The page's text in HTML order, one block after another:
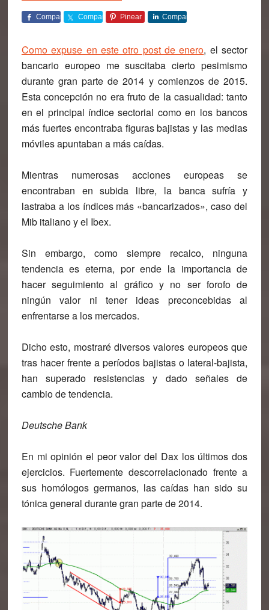
Comparte Comparte Pinear Comparte
Como expuse en este otro post de enero, el sector
bancario europeo me suscitaba cierto pesimismo
durante gran parte de 2014 y comienzos de 2015.
Esta concepción no era fruto de la casualidad: tanto
en el principal índice sectorial como en los bancos
más fuertes encontraba figuras bajistas y las medias
móviles apuntaban a más caídas.
Mientras numerosas acciones europeas se
encontraban en subida libre, la banca sufría y
lastraba a los índices más «bancarizados», caso del
Mib italiano y el Ibex.
Sin embargo, como siempre recalco, ninguna
tendencia es eterna, por ende la importancia de
hacer seguimiento al gráfico y no ser forofo de
ningún valor ni tener ideas preconcebidas al
enfrentarse a los mercados.
Dicho esto, mostraré diversos valores europeos que
tras hacer frente a períodos bajistas o lateral-bajista,
han superado resistencias y dado señales de
cambio de tendencia.
Deutsche Bank
En mi opinión el peor valor del Dax los últimos dos
ejercicios. Fuertemente descorrelacionado frente a
sus homólogos germanos, las caídas han sido su
tónica general durante gran parte de 2014.